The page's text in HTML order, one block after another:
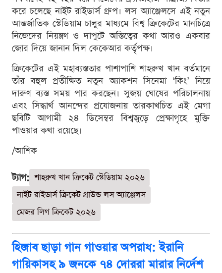
করে চলেছে নাইট রাইডার্স গ্রুপ। লস অ্যাঞ্জেলসে এই নতুন
আন্তর্জাতিক স্টেডিয়াম চালুর মাধ্যমে বিশ্ব ক্রিকেটের মানচিত্রে
নিজেদের নিয়ন্ত্রণ ও দাপুটে অস্তিত্বের কথা আরও একবার
জোর দিয়ে জানান দিল কেকেআর কর্তৃপক্ষ।
ক্রিকেটের এই মহাব্যস্ততার পাশাপাশি শাহরুখ খান বর্তমানে
তাঁর বহুল প্রতীক্ষিত নতুন অ্যাকশন সিনেমা ‘কিং’ নিয়ে
দারুণ ব্যস্ত সময় পার করছেন। সুজয় ঘোষের পরিচালনায়
এবং সিদ্ধার্থ আনন্দের প্রযোজনায় তারকাখচিত এই মেগা
ছবিটি আগামী ২৪ ডিসেম্বর বিশ্বজুড়ে প্রেক্ষাগৃহে মুক্তি
পাওয়ার কথা রয়েছে।
/আশিক
ট্যাগ: শাহরুখ খান ক্রিকেট স্টেডিয়াম ২০২৬
নাইট রাইডার্স ক্রিকেট গ্রাউন্ড লস অ্যাঞ্জেলস
মেজর লিগ ক্রিকেট ২০২৬
হিজাব ছাড়া গান গাওয়ার অপরাধ: ইরানি
গায়িকাসহ ৯ জনকে ৭৪ দোররা মারার নির্দেশ